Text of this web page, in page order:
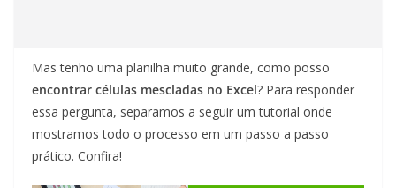
Mas tenho uma planilha muito grande, como posso
encontrar células mescladas no Excel? Para responder
essa pergunta, separamos a seguir um tutorial onde
mostramos todo o processo em um passo a passo
prático. Confira!